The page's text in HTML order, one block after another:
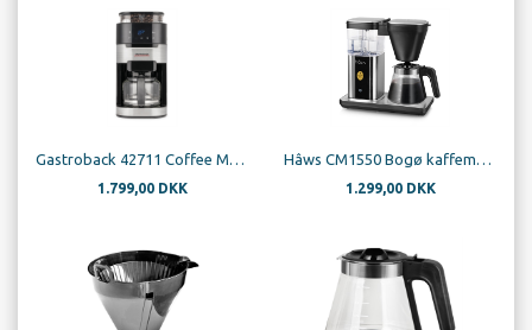
Gastroback 42711 Coffee Machine Grind and Brew Pro
1.799,00 DKK
Hâws CM1550 Bogø kaffemaskine
1.299,00 DKK